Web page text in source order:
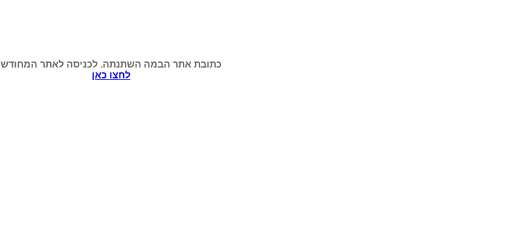
כתובת אתר הבמה השתנתה. לכניסה לאתר המחודש
לחצו כאן